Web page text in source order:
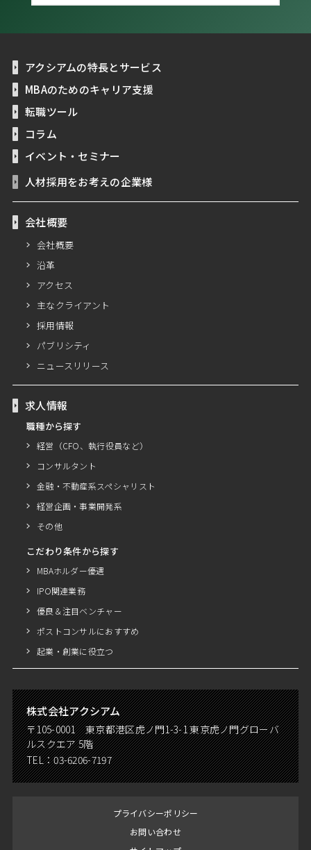
アクシアムの特長とサービス
MBAのためのキャリア支援
転職ツール
コラム
イベント・セミナー
人材採用をお考えの企業様
会社概要
会社概要
沿革
アクセス
主なクライアント
採用情報
パブリシティ
ニュースリリース
求人情報
職種から探す
経営（CFO、執行役員など）
コンサルタント
金融・不動産系スペシャリスト
経営企画・事業開発系
その他
こだわり条件から探す
MBAホルダー優遇
IPO関連業務
優良＆注目ベンチャー
ポストコンサルにおすすめ
起業・創業に役立つ
株式会社アクシアム
〒105-0001 東京都港区虎ノ門1-3-1 東京虎ノ門グローバ
ルスクエア 5階
TEL：03-6206-7197
プライバシーポリシー
お問い合わせ